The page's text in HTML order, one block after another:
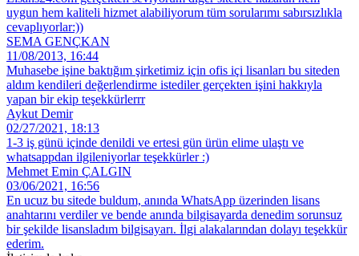
uygun hem kaliteli hizmet alabiliyorum tüm sorularımı sabırsızlıkla
cevaplıyorlar:))
SEMA GENÇKAN
11/08/2013, 16:44
Muhasebe işine baktığım şirketimiz için ofis içi lisanları bu siteden
aldım kendileri değerlendirme istediler gerçekten işini hakkıyla
yapan bir ekip teşekkürlerrr
Aykut Demir
02/27/2021, 18:13
1-3 iş günü içinde denildi ve ertesi gün ürün elime ulaştı ve
whatsappdan ilgileniyorlar teşekkürler :)
Mehmet Emin ÇALGIN
03/06/2021, 16:56
En ucuz bu sitede buldum, anında WhatsApp üzerinden lisans
anahtarını verdiler ve bende anında bilgisayarda denedim sorunsuz
bir şekilde lisansladım bilgisayarı. İlgi alakalarından dolayı teşekkür
ederim.